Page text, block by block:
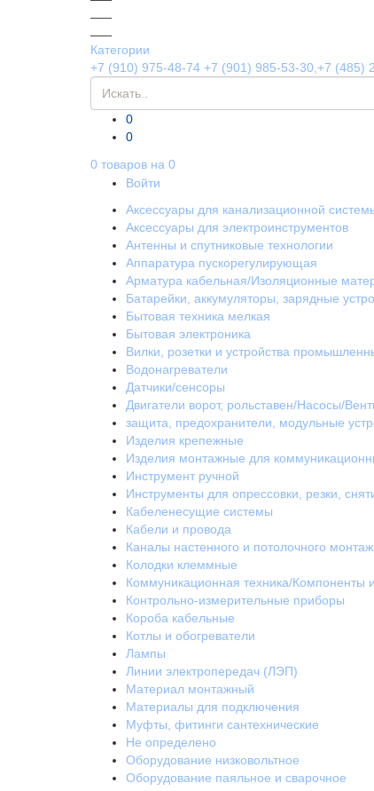
Категории
+7 (910) 975-48-74 +7 (901) 985-53-30,+7 (485)
0
0
0 товаров на 0
Войти
Аксессуары для канализационной
Аксессуары для электроинструментов
Антенны и спутниковые технологии
Аппаратура пускорегулирующая
Арматура кабельная/Изоляционные
Батарейки, аккумуляторы, зарядные
Бытовая техника мелкая
Бытовая электроника
Вилки, розетки и устройства
Водонагреватели
Датчики/сенсоры
Двигатели ворот, рольставен/Насосы/
защита, предохранители, модульные
Изделия крепежные
Изделия монтажные для
Инструмент ручной
Инструменты для опрессовки, резки,
Кабеленесущие системы
Кабели и провода
Каналы настенного и потолочного
Колодки клеммные
Коммуникационная техника/Компоненты
Контрольно-измерительные приборы
Короба кабельные
Котлы и обогреватели
Лампы
Линии электропередач (ЛЭП)
Материал монтажный
Материалы для подключения
Муфты, фитинги сантехнические
Не определено
Оборудование низковольтное
Оборудование паяльное и сварочное